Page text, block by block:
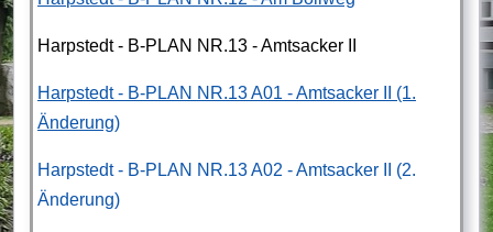
Harpstedt - B-PLAN NR.13 - Amtsacker II
Harpstedt - B-PLAN NR.13 A01 - Amtsacker II (1.
Änderung)
Harpstedt - B-PLAN NR.13 A02 - Amtsacker II (2.
Änderung)